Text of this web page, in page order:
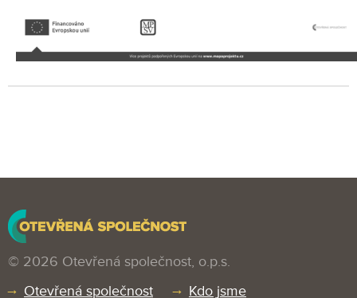
© 2026 Otevřená společnost, o.p.s.
Otevřená společnost
Kdo jsme